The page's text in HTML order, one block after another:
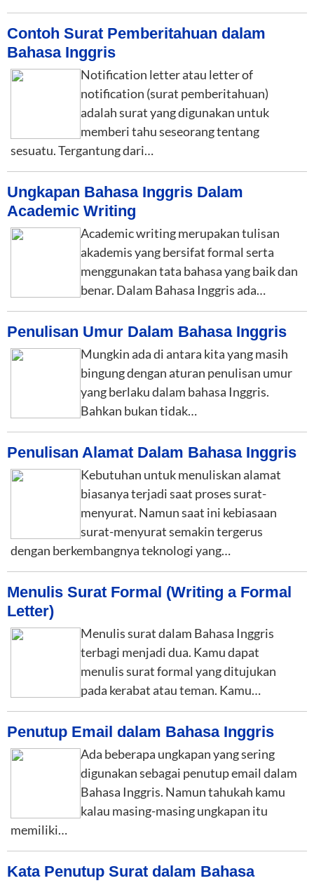
Contoh Surat Pemberitahuan dalam
Bahasa Inggris
Notification letter atau letter of
notification (surat pemberitahuan)
adalah surat yang digunakan untuk
memberi tahu seseorang tentang
sesuatu. Tergantung dari…
Ungkapan Bahasa Inggris Dalam
Academic Writing
Academic writing merupakan tulisan
akademis yang bersifat formal serta
menggunakan tata bahasa yang baik dan
benar. Dalam Bahasa Inggris ada…
Penulisan Umur Dalam Bahasa Inggris
Mungkin ada di antara kita yang masih
bingung dengan aturan penulisan umur
yang berlaku dalam bahasa Inggris.
Bahkan bukan tidak…
Penulisan Alamat Dalam Bahasa Inggris
Kebutuhan untuk menuliskan alamat
biasanya terjadi saat proses surat-
menyurat. Namun saat ini kebiasaan
surat-menyurat semakin tergerus
dengan berkembangnya teknologi yang…
Menulis Surat Formal (Writing a Formal
Letter)
Menulis surat dalam Bahasa Inggris
terbagi menjadi dua. Kamu dapat
menulis surat formal yang ditujukan
pada kerabat atau teman. Kamu…
Penutup Email dalam Bahasa Inggris
Ada beberapa ungkapan yang sering
digunakan sebagai penutup email dalam
Bahasa Inggris. Namun tahukah kamu
kalau masing-masing ungkapan itu
memiliki…
Kata Penutup Surat dalam Bahasa